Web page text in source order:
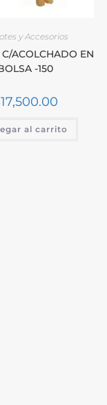
y Accesorios
ACOLCHADO EN
-150
17,500.00
al carrito